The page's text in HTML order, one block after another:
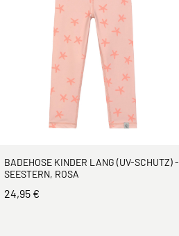
BADEHOSE KINDER LANG (UV-SCHUTZ) -
SEESTERN, ROSA
24,95 €